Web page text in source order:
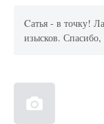
Cатья - в точку!
изысков.